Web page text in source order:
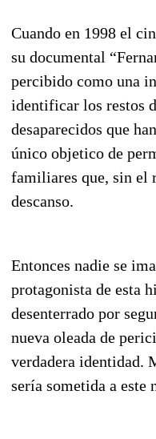
Cuando en 1998 el
su documental
percibido como una
identificar los restos
desaparecidos que
único objetico de
familiares que, sin el
descanso.
Entonces nadie se
protagonista de esta
desenterrado por
nueva oleada de
verdadera identidad.
sería sometida a este